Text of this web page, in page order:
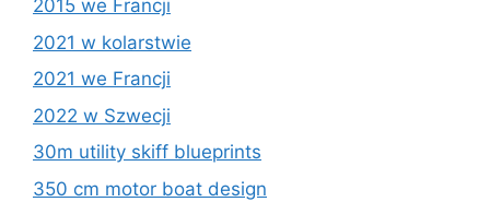
2015 we Francji
2021 w kolarstwie
2021 we Francji
2022 w Szwecji
30m utility skiff blueprints
350 cm motor boat design